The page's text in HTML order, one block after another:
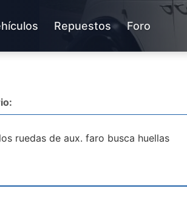
Repuestos Foro
ruedas de aux. faro busca huellas